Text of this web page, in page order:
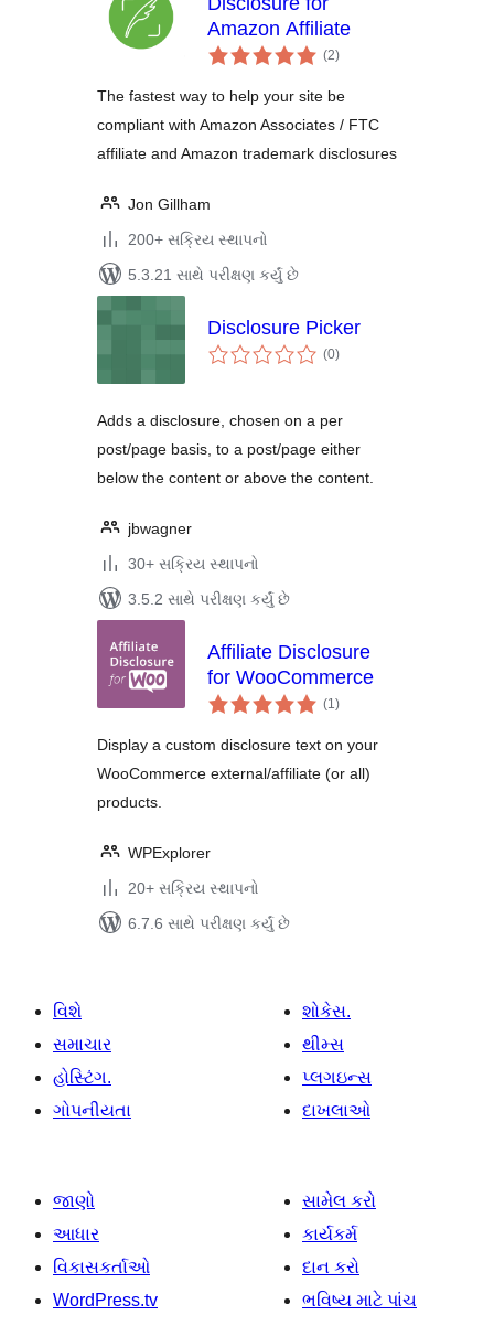
Amazon Affiliate
(2કુલ
રેટિંગ્સ
)
The fastest way to help your site be
compliant with Amazon Associates / FTC
affiliate and Amazon trademark disclosures
Jon Gillham
200+ સક્રિય સ્થાપનો
5.3.21 સાથે પરીક્ષણ કર્યું છે
Disclosure Picker
(0કુલ
રેટિંગ્સ
)
Adds a disclosure, chosen on a per
post/page basis, to a post/page either
below the content or above the content.
jbwagner
30+ સક્રિય સ્થાપનો
3.5.2 સાથે પરીક્ષણ કર્યું છે
Affiliate Disclosure
for WooCommerce
(1કુલ
રેટિંગ્સ
)
Display a custom disclosure text on your
WooCommerce external/affiliate (or all)
products.
WPExplorer
20+ સક્રિય સ્થાપનો
6.7.6 સાથે પરીક્ષણ કર્યું છે
વિશે
સમાચાર
હોસ્ટિંગ.
ગોપનીયતા
શોકેસ.
થીમ્સ
પ્લગઇન્સ
દાખલાઓ
જાણો
આધાર
વિકાસકર્તાઓ
WordPress.tv
સામેલ કરો
કાર્યકર્મ
દાન કરો
ભવિષ્ય માટે પાંચ